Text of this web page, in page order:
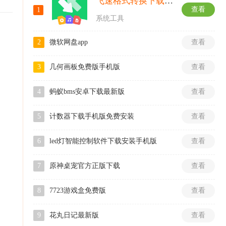
1 查看
系统工具
2 查看
微软网盘app
3 查看
几何画板免费版手机版
4 查看
蚂蚁bms安卓下载最新版
5 查看
计数器下载手机版免费安装
6 查看
led灯智能控制软件下载安装手机版
7 查看
原神桌宠官方正版下载
8 查看
7723游戏盒免费版
9 查看
花丸日记最新版